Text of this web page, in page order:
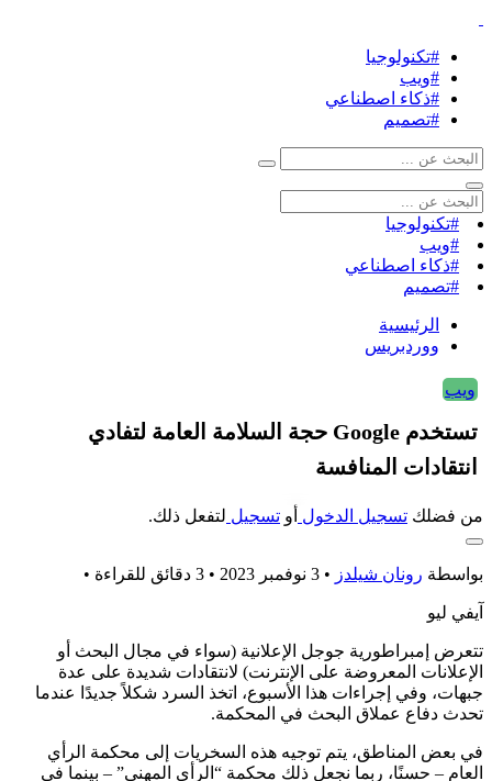
#تكنولوجيا
#ويب
#ذكاء اصطناعي
#تصميم
#تكنولوجيا
#ويب
#ذكاء اصطناعي
#تصميم
الرئيسية
ووردبريس
ويب
تستخدم Google حجة السلامة العامة لتفادي
انتقادات المنافسة
من فضلك تسجيل الدخول أو تسجيل لتفعل ذلك.
بواسطة رونان شيلدز • 3 نوفمبر 2023 • 3 دقائق للقراءة •
آيفي ليو
تتعرض إمبراطورية جوجل الإعلانية (سواء في مجال البحث أو
الإعلانات المعروضة على الإنترنت) لانتقادات شديدة على عدة
جبهات، وفي إجراءات هذا الأسبوع، اتخذ السرد شكلاً جديدًا عندما
تحدث دفاع عملاق البحث في المحكمة.
في بعض المناطق، يتم توجيه هذه السخريات إلى محكمة الرأي
العام – حسنًا، ربما نجعل ذلك محكمة “الرأي المهني” – بينما في